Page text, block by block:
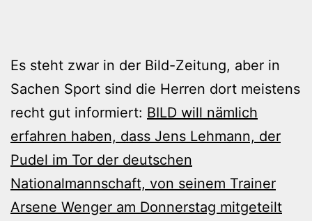
Es steht zwar in der Bild-Zeitung, aber in
Sachen Sport sind die Herren dort meistens
recht gut informiert: BILD will nämlich
erfahren haben, dass Jens Lehmann, der
Pudel im Tor der deutschen
Nationalmannschaft, von seinem Trainer
Arsene Wenger am Donnerstag mitgeteilt